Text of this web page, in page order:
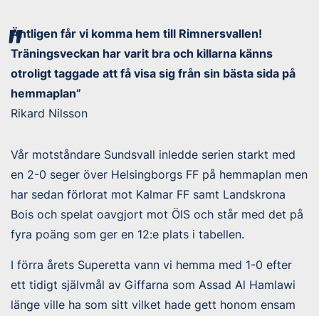
Äntligen får vi komma hem till Rimnersvallen!
Träningsveckan har varit bra och killarna känns
otroligt taggade att få visa sig från sin bästa sida på
hemmaplan”
Rikard Nilsson
Vår motståndare Sundsvall inledde serien starkt med
en 2-0 seger över Helsingborgs FF på hemmaplan men
har sedan förlorat mot Kalmar FF samt Landskrona
Bois och spelat oavgjort mot ÖIS och står med det på
fyra poäng som ger en 12:e plats i tabellen.
I förra årets Superetta vann vi hemma med 1-0 efter
ett tidigt självmål av Giffarna som Assad Al Hamlawi
länge ville ha som sitt vilket hade gett honom ensam